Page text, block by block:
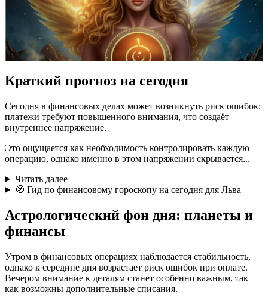
Краткий прогноз на сегодня
Сегодня в финансовых делах может возникнуть риск ошибок:
платежи требуют повышенного внимания, что создаёт
внутреннее напряжение.
Это ощущается как необходимость контролировать каждую
операцию, однако именно в этом напряжении скрывается...
Читать далее
🧭 Гид по финансовому гороскопу на сегодня для Льва
Астрологический фон дня: планеты и
финансы
Утром в финансовых операциях наблюдается стабильность,
однако к середине дня возрастает риск ошибок при оплате.
Вечером внимание к деталям станет особенно важным, так
как возможны дополнительные списания.